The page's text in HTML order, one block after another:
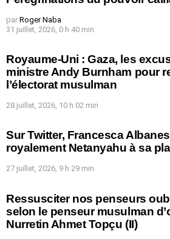
par Roger Naba
31 juillet, 2026, 0 h 40 min
Royaume-Uni : Gaza, les
ministre Andy Burnham pour
l’électorat musulman
28 juillet, 2026, 10 h 02 min
Sur Twitter, Francesca
royalement Netanyahu à sa
27 juillet, 2026, 9 h 29 min
Ressusciter nos penseurs
selon le penseur musulman
Nurretin Ahmet Topçu (II)